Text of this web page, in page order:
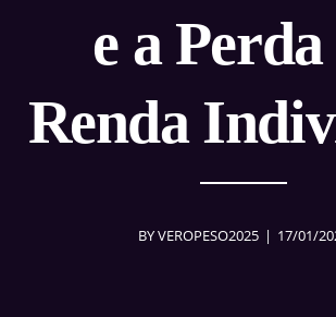
e a Perda
Renda
BYVEROPESO2025 17/01/